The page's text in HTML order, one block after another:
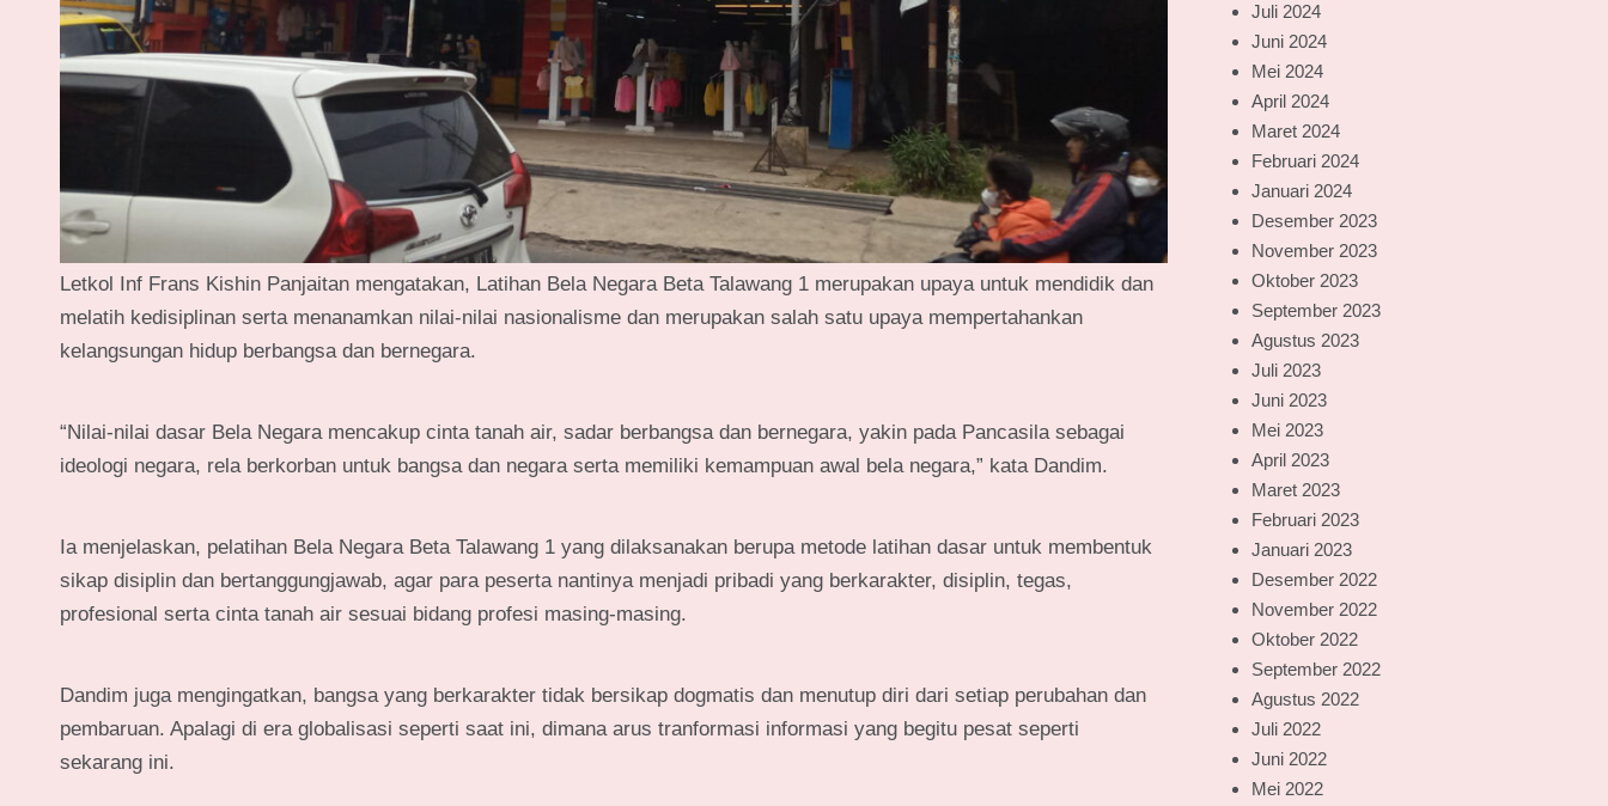
Letkol Inf Frans Kishin Panjaitan mengatakan, Latihan Bela Negara Beta Talawang 1 merupakan upaya untuk mendidik dan
melatih kedisiplinan serta menanamkan nilai-nilai nasionalisme dan merupakan salah satu upaya mempertahankan
kelangsungan hidup berbangsa dan bernegara.
“Nilai-nilai dasar Bela Negara mencakup cinta tanah air, sadar berbangsa dan bernegara, yakin pada Pancasila sebagai
ideologi negara, rela berkorban untuk bangsa dan negara serta memiliki kemampuan awal bela negara,” kata Dandim.
Ia menjelaskan, pelatihan Bela Negara Beta Talawang 1 yang dilaksanakan berupa metode latihan dasar untuk membentuk
sikap disiplin dan bertanggungjawab, agar para peserta nantinya menjadi pribadi yang berkarakter, disiplin, tegas,
profesional serta cinta tanah air sesuai bidang profesi masing-masing.
Dandim juga mengingatkan, bangsa yang berkarakter tidak bersikap dogmatis dan menutup diri dari setiap perubahan dan
pembaruan. Apalagi di era globalisasi seperti saat ini, dimana arus tranformasi informasi yang begitu pesat seperti
sekarang ini.
Juli 2024
Juni 2024
Mei 2024
April 2024
Maret 2024
Februari 2024
Januari 2024
Desember 2023
November 2023
Oktober 2023
September 2023
Agustus 2023
Juli 2023
Juni 2023
Mei 2023
April 2023
Maret 2023
Februari 2023
Januari 2023
Desember 2022
November 2022
Oktober 2022
September 2022
Agustus 2022
Juli 2022
Juni 2022
Mei 2022